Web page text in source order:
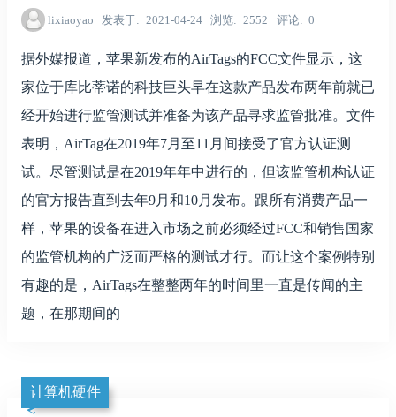
lixiaoyao 发表于 2021-04-24 浏览 2552 评论 0
据外媒报道，苹果新发布的AirTags的FCC文件显示，这
家位于库比蒂诺的科技巨头早在这款产品发布两年前就已
经开始进行监管测试并准备为该产品寻求监管批准。文件
表明，AirTag在2019年7月至11月间接受了官方认证测
试。尽管测试是在2019年年中进行的，但该监管机构认证
的官方报告直到去年9月和10月发布。跟所有消费产品一
样，苹果的设备在进入市场之前必须经过FCC和销售国家
的监管机构的广泛而严格的测试才行。而让这个案例特别
有趣的是，‌AirTags‌在整整两年的时间里一直是传闻的主
题，在那期间的
计算机硬件